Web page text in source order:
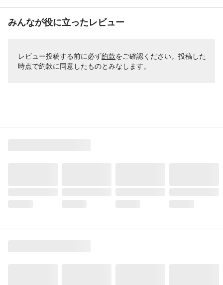
みんなが役に立ったレビュー
レビュー投稿する前に必ず約款をご確認ください。投稿した
時点で約款に同意したものとみなします。